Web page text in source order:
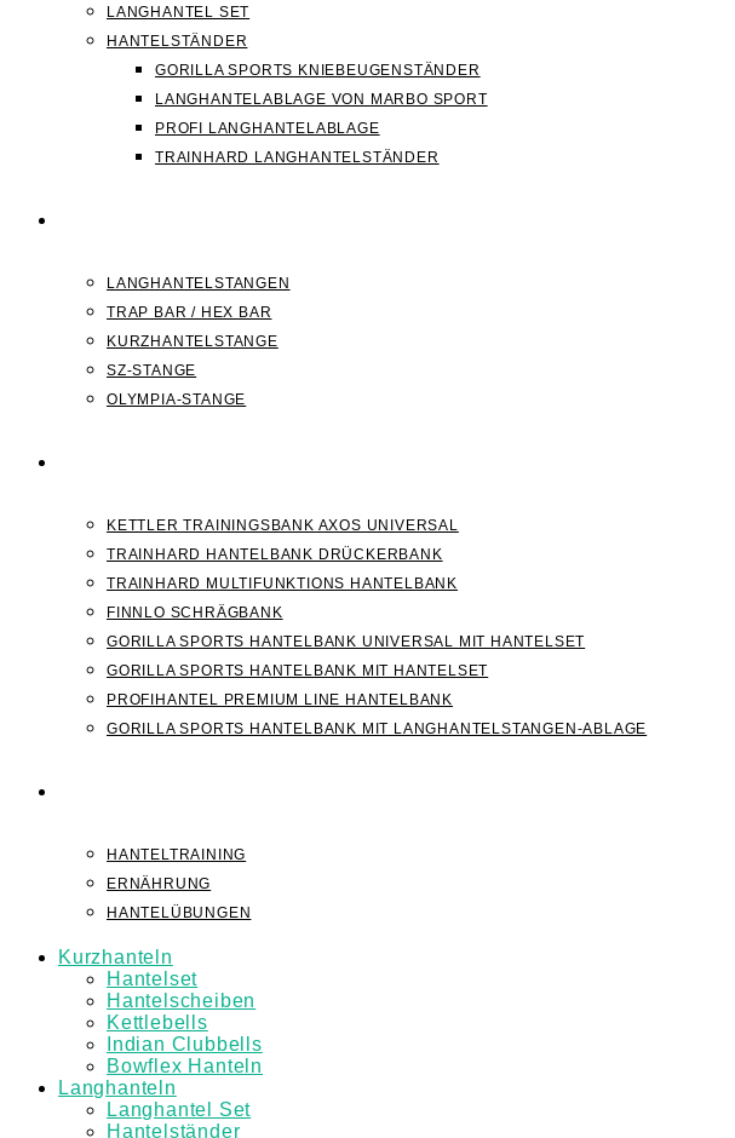
LANGHANTEL SET
HANTELSTÄNDER
GORILLA SPORTS KNIEBEUGENSTÄNDER
LANGHANTELABLAGE VON MARBO SPORT
PROFI LANGHANTELABLAGE
TRAINHARD LANGHANTELSTÄNDER
LANGHANTELSTANGEN
TRAP BAR / HEX BAR
KURZHANTELSTANGE
SZ-STANGE
OLYMPIA-STANGE
KETTLER TRAININGSBANK AXOS UNIVERSAL
TRAINHARD HANTELBANK DRÜCKERBANK
TRAINHARD MULTIFUNKTIONS HANTELBANK
FINNLO SCHRÄGBANK
GORILLA SPORTS HANTELBANK UNIVERSAL MIT HANTELSET
GORILLA SPORTS HANTELBANK MIT HANTELSET
PROFIHANTEL PREMIUM LINE HANTELBANK
GORILLA SPORTS HANTELBANK MIT LANGHANTELSTANGEN-ABLAGE
HANTELTRAINING
ERNÄHRUNG
HANTELÜBUNGEN
Kurzhanteln
Hantelset
Hantelscheiben
Kettlebells
Indian Clubbells
Bowflex Hanteln
Langhanteln
Langhantel Set
Hantelständer